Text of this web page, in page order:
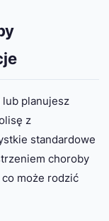
lub planujesz
z
standardowe
choroby
może rodzić